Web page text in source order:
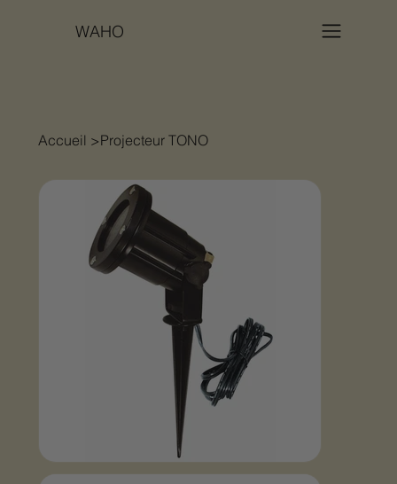
WAHO
Accueil >Projecteur TONO